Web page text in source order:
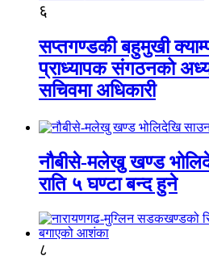
६
सप्तगण्डकी बहुमुखी
प्राध्यापक संगठनको
सचिवमा अधिकारी
नौबीसे-मलेखु खण्ड
राति ५ घण्टा बन्द हुने
८